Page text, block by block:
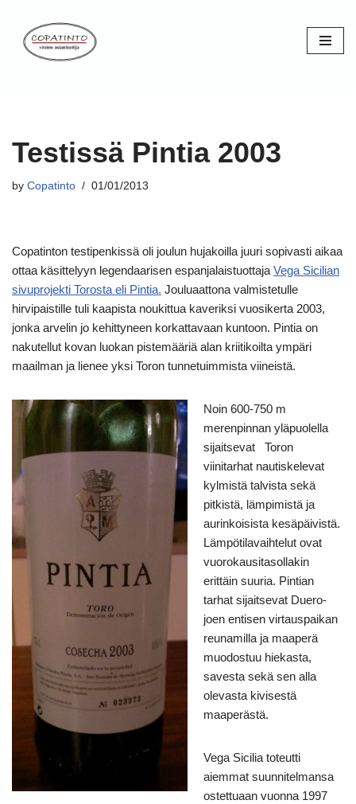
Skip
Testissä Pintia 2003
by Copatinto 01/01/2013
Copatinton testipenkissä oli joulun hujakoilla juuri sopivasti aikaa
ottaa käsittelyyn legendaarisen espanjalaistuottajaVega Sicilian
sivuprojekti Torosta eli Pintia. Jouluaattona valmistetulle
hirvipaistille tuli kaapista noukittua kaveriksi vuosikerta 2003,
jonka arvelin jo kehittyneen korkattavaan kuntoon. Pintia on
nakutellut kovan luokan pistemääriä alan kriitikoilta ympäri
maailman ja lienee yksi Toron tunnetuimmista viineistä.
Noin 600-750 m
merenpinnan yläpuolella
sijaitsevat Toron
viinitarhat nautiskelevat
kylmistä talvista sekä
pitkistä, lämpimistä ja
aurinkoisista kesäpäivistä.
Lämpötilavaihtelut ovat
vuorokausitasollakin
erittäin suuria. Pintian
tarhat sijaitsevat Duero-
joen entisen virtauspaikan
reunamilla ja maaperä
muodostuu hiekasta,
savesta sekä sen alla
olevasta kivisestä
maaperästä.
Vega Sicilia toteutti
aiemmat suunnitelmansa
ostettuaan vuonna 1997